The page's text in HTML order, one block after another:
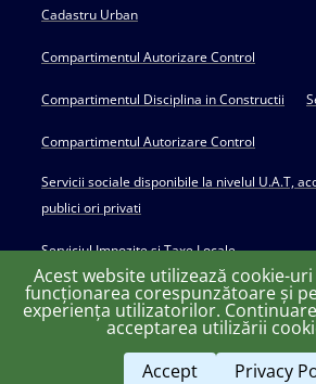
Cadastru Urban
Compartimentul Autorizare Control
Compartimentul Disciplina in Constructii
Compartimentul Autorizare Control
Servicii sociale disponibile la nivelul U.A.T,
publici ori privati
Serviciul Impozite si Taxe Locale
Copyright © 2022 Primăria Huși - powered
Acest website utilizează cookie-
funcționarea corespunzătoare și
experiența utilizatorilor.
acceptarea utilizării
Accept
Privacy